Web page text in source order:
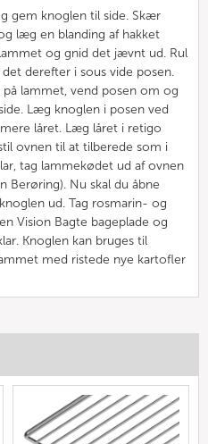
gem knoglen til side. Skær
læg en blanding af hakket
og gnid det jævnt ud. Rul
derefter i sous vide posen.
lammet, vend posen om og
Læg knoglen i posen ved
låret. Læg låret i retigo
ovnen til at tilberede som i
tag lammekødet ud af ovnen
Nu skal du åbne
ud. Tag rosmarin- og
Vision Bagte bageplade og
Knoglen kan bruges til
med ristede nye kartofler